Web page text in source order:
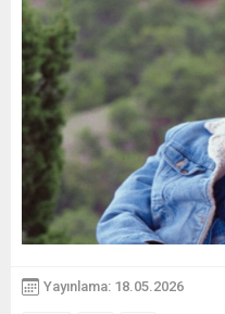
Yayınlama: 18.05.2026